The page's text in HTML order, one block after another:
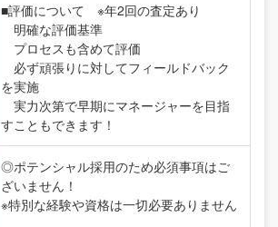
■評価について ※年2回の査定あり
明確な評価基準
プロセスも含めて評価
必ず頑張りに対してフィールドバック
を実施
実力次第で早期にマネージャーを目指
すこともできます！
◎ポテンシャル採用のため必須事項はご
ざいません！
※特別な経験や資格は一切必要ありません